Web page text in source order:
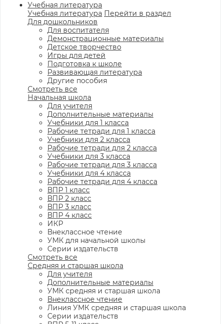
Учебная литература
Учебная литература Перейти в раздел
Для дошкольников
Для воспитателя
Демонстрационные материалы
Детское творчество
Игры для детей
Подготовка к школе
Развивающая литература
Другие пособия
Смотреть все
Начальная школа
Для учителя
Дополнительные материалы
Учебники для 1 класса
Рабочие тетради для 1 класса
Учебники для 2 класса
Рабочие тетради для 2 класса
Учебники для 3 класса
Рабочие тетради для 3 класса
Учебники для 4 класса
Рабочие тетради для 4 класса
ВПР 1 класс
ВПР 2 класс
ВПР 3 класс
ВПР 4 класс
ИКР
Внеклассное чтение
УМК для начальной школы
Серии издательств
Смотреть все
Средняя и старшая школа
Для учителя
Дополнительные материалы
УМК средняя и старшая школа
Внеклассное чтение
Линия УМК средняя и старшая школа
Серии издательств